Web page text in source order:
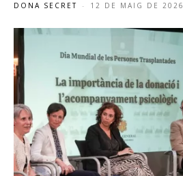
DONA SECRET - 12 DE MAIG DE 2026